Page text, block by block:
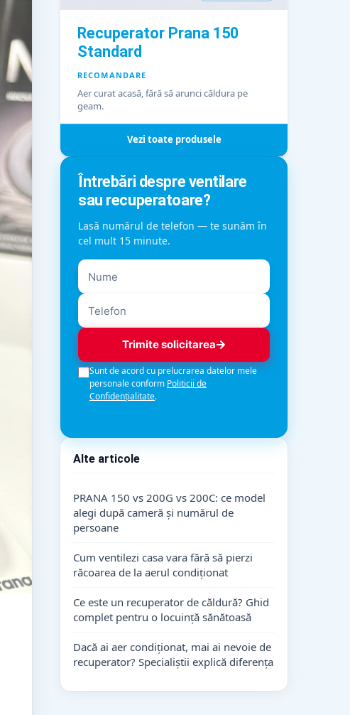
Recuperator Prana 150
Standard
RECOMANDARE
Aer curat acasă, fără să arunci căldura pe
geam.
Vezi toate produsele
Întrebări despre ventilare
sau recuperatoare?
Lasă numărul de telefon — te sunăm în
cel mult 15 minute.
Trimite solicitarea
Sunt de acord cu prelucrarea datelor mele
personale conform Politicii de
Confidențialitate.
Alte articole
PRANA 150 vs 200G vs 200C: ce model
alegi după cameră și numărul de
persoane
Cum ventilezi casa vara fără să pierzi
răcoarea de la aerul condiționat
Ce este un recuperator de căldură? Ghid
complet pentru o locuință sănătoasă
Dacă ai aer condiționat, mai ai nevoie de
recuperator? Specialiștii explică diferența